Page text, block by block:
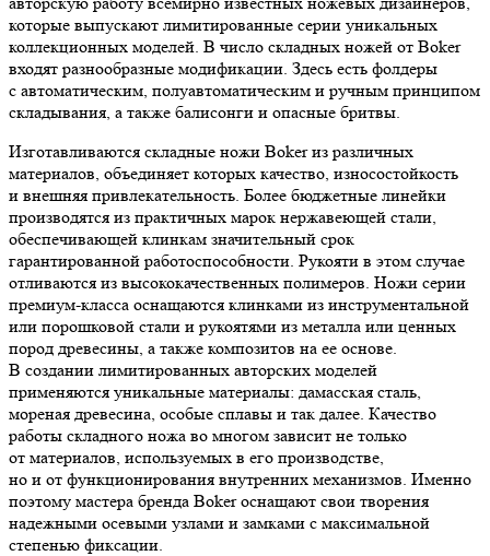
которые выпускают лимитированные серии уникальных
коллекционных моделей. В число складных ножей от Boker
входят разнообразные модификации. Здесь есть фолдеры
с автоматическим, полуавтоматическим и ручным принципом
складывания, а также балисонги и опасные бритвы.
Изготавливаются складные ножи Boker из различных
материалов, объединяет которых качество, износостойкость
и внешняя привлекательность. Более бюджетные линейки
производятся из практичных марок нержавеющей стали,
обеспечивающей клинкам значительный срок
гарантированной работоспособности. Рукояти в этом случае
отливаются из высококачественных полимеров. Ножи серии
премиум-класса оснащаются клинками из инструментальной
или порошковой стали и рукоятями из металла или ценных
пород древесины, а также композитов на ее основе.
В создании лимитированных авторских моделей
применяются уникальные материалы: дамасская сталь,
мореная древесина, особые сплавы и так далее. Качество
работы складного ножа во многом зависит не только
от материалов, используемых в его производстве,
но и от функционирования внутренних механизмов. Именно
поэтому мастера бренда Boker оснащают свои творения
надежными осевыми узлами и замками с максимальной
степенью фиксации.